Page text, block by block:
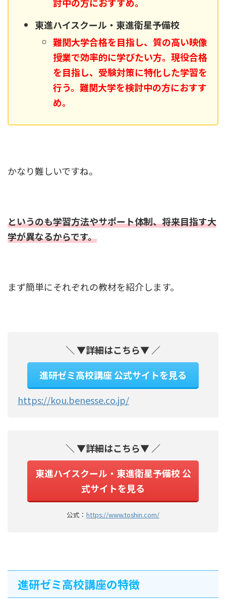
討中の方におすすめ。
東進ハイスクール・東進衛星予備校
難関大学合格を目指し、質の高い映像
授業で効率的に学びたい方。現役合格
を目指し、受験対策に特化した学習を
行う。難関大学を検討中の方におすす
め。
かなり難しいですね。
というのも学習方法やサポート体制、将来目指す大
学が異なるからです。
まず簡単にそれぞれの教材を紹介します。
＼ ▼詳細はこちら▼ ／
進研ゼミ高校講座 公式サイトを見る
https://kou.benesse.co.jp/
＼ ▼詳細はこちら▼ ／
東進ハイスクール・東進衛星予備校 公
式サイトを見る
公式： https://www.toshin.com/
進研ゼミ高校講座の特徴